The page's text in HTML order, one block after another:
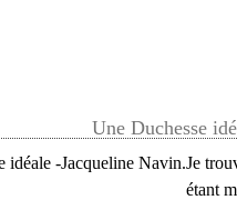
Une Duchesse
Je
étant